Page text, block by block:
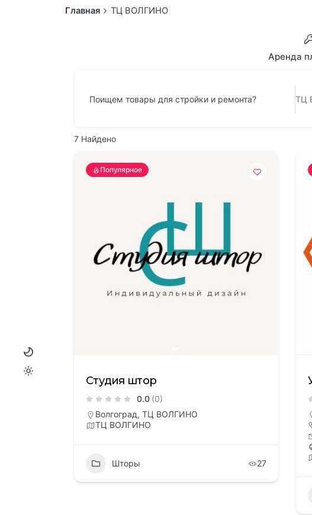
Главная ТЦ ВОЛГИНО
Аренда
Поищем товары для стройки и ремонта? ТЦ
7 Найдено
Популярное
Студия штор
0.0 (0)
Волгоград, ТЦ ВОЛГИНО
ТЦ ВОЛГИНО
Шторы 27